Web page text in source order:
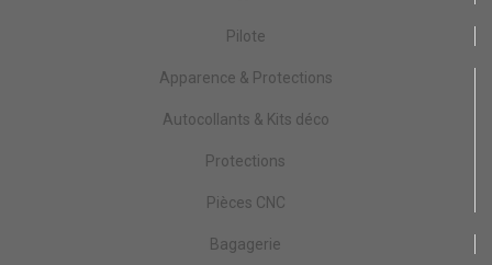
Pilote
Apparence & Protections
Autocollants & Kits déco
Protections
Pièces CNC
Bagagerie